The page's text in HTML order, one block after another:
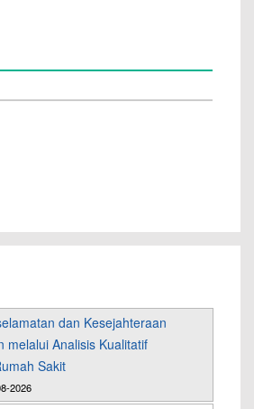
dan Kesejahteraan
melalui Analisis Kualitatif
Sakit
2026